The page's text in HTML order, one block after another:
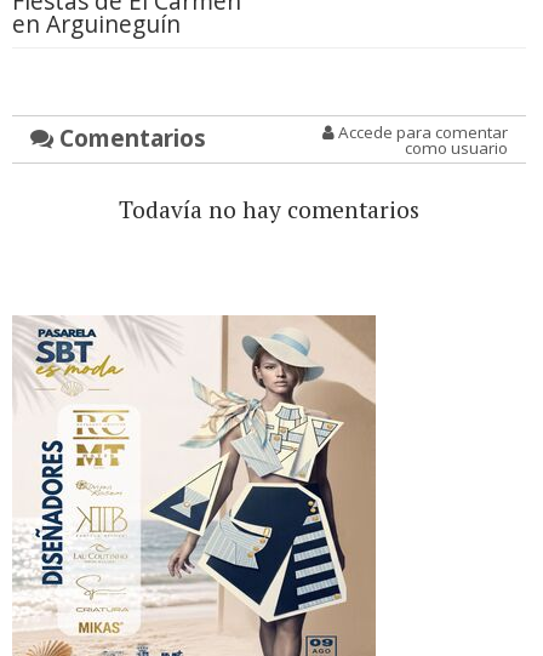
en Arguineguín
Comentarios Accede para comentar
como usuario
Todavía no hay comentarios